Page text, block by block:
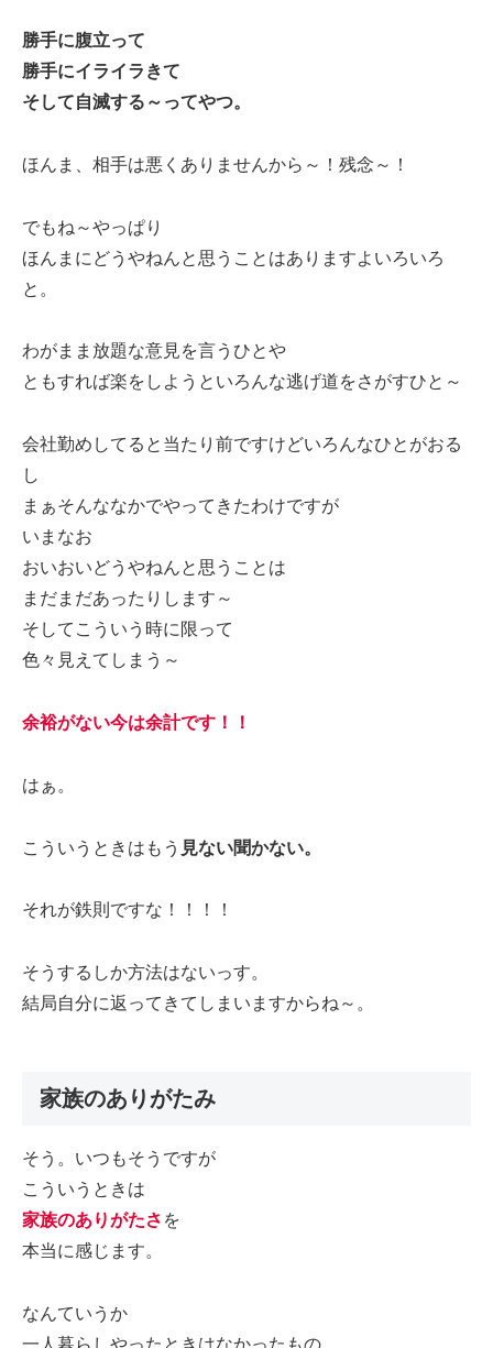
勝手に腹立って
勝手にイライラきて
そして自滅する～ってやつ。
ほんま、相手は悪くありませんから～！残念～！
でもね～やっぱり
ほんまにどうやねんと思うことはありますよいろいろ
と。
わがまま放題な意見を言うひとや
ともすれば楽をしようといろんな逃げ道をさがすひと～
会社勤めしてると当たり前ですけどいろんなひとがおる
し
まぁそんななかでやってきたわけですが
いまなお
おいおいどうやねんと思うことは
まだまだあったりします～
そしてこういう時に限って
色々見えてしまう～
余裕がない今は余計です！！
はぁ。
こういうときはもう 見ない聞かない。
それが鉄則ですな！！！！
そうするしか方法はないっす。
結局自分に返ってきてしまいますからね～。
家族のありがたみ
そう。いつもそうですが
こういうときは
家族のありがたさ を
本当に感じます。
なんていうか
一人暮らしやったときはなかったもの。